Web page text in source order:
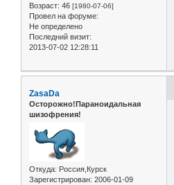
Возраст: 46 [1980-07-06]
Провел на форуме:
Не определено
Последний визит:
2013-07-02 12:28:11
ZasaDa
Осторожно!Параноидальная
шизофрения!
Откуда: Россия,Курск
Зарегистрирован: 2006-01-09